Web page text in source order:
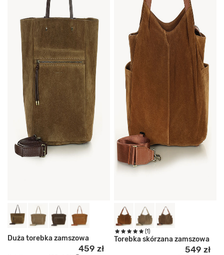
Duża torebka zamszowa
459 zł
(1)
Torebka skórzana zamszowa
549 zł